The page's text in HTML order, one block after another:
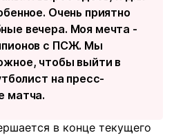
Очень приятно
вечера. Моя мечта -
с ПСЖ. Мы
чтобы выйти в
на пресс-
матча.
в конце текущего